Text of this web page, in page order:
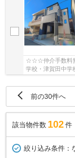
☆☆☆仲介手数料
学校・津賀田中学
前の30件へ
該当物件数 102件
絞り込み条件：